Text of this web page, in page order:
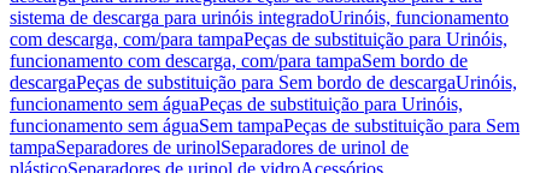
sistema de descarga para urinóis integradoUrinóis, funcionamento
com descarga, com/para tampaPeças de substituição para Urinóis,
funcionamento com descarga, com/para tampaSem bordo de
descargaPeças de substituição para Sem bordo de descargaUrinóis,
funcionamento sem águaPeças de substituição para Urinóis,
funcionamento sem águaSem tampaPeças de substituição para Sem
tampaSeparadores de urinolSeparadores de urinol de
plásticoSeparadores de urinol de vidroAcessórios